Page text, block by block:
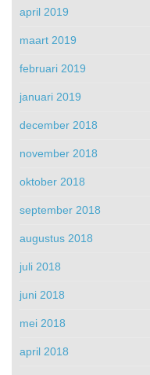
april 2019
maart 2019
februari 2019
januari 2019
december 2018
november 2018
oktober 2018
september 2018
augustus 2018
juli 2018
juni 2018
mei 2018
april 2018